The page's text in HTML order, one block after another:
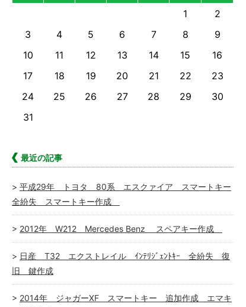
1
2
3
4 5 6 7 8
9
10
11 12 13 14 15
16
17
18 19 20 21 22
23
24
25 26 27 28 29
30
31
最近の記事
平成29年 トヨタ 80系 エスクァイア スマートキー
全紛失 スマートキー作成
2012年 W212 Mercedes Benz スペアキー作成
日産 T32 エクストレイル ｲﾝﾃﾘｼﾞｪﾝﾄｷｰ 全紛失 復
旧 鍵作成
2014年 ジャガーXF スマートキー 追加作成 エマキ